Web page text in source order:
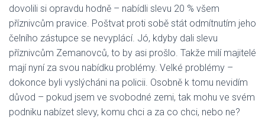
dovolili si opravdu hodně – nabídli slevu 20 % všem
příznivcům pravice. Poštvat proti sobě stát odmítnutím jeho
čelního zástupce se nevyplácí. Jó, kdyby dali slevu
příznivcům Zemanovců, to by asi prošlo. Takže milí majitelé
mají nyní za svou nabídku problémy. Velké problémy –
dokonce byli vyslýcháni na policii. Osobně k tomu nevidím
důvod – pokud jsem ve svobodné zemi, tak mohu ve svém
podniku nabízet slevy, komu chci a za co chci, nebo ne?